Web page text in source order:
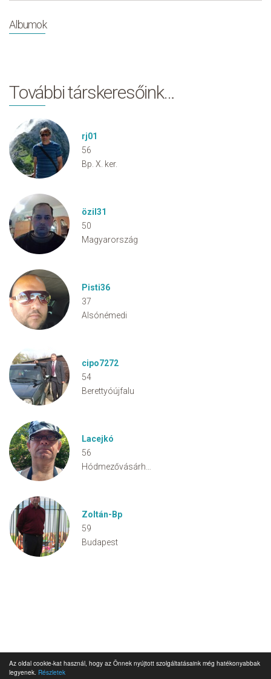
Az oldal cookie-kat használ, hogy az Önnek nyújtott szolgáltatásaink még hatékonyabbak
legyenek. Részletek
Albumok
További társkeresőink…
rj01
56
Bp. X. ker.
özil31
50
Magyarország
Pisti36
37
Alsónémedi
cipo7272
54
Berettyóújfalu
Lacejkó
56
Zoltán-Bp
59
Budapest